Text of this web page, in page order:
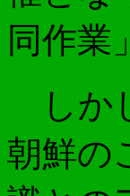
同作業
しか
朝鮮の